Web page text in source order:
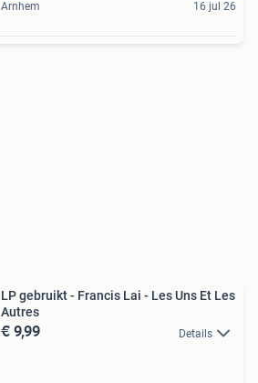
Arnhem 16 jul 26
LP gebruikt - Francis Lai - Les Uns Et Les
Autres
€ 9,99 Details